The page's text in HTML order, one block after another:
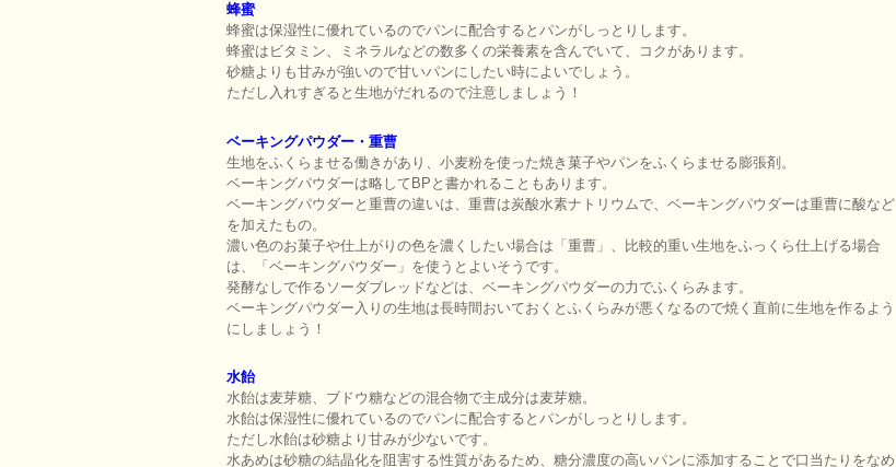
蜂蜜
蜂蜜は保湿性に優れているのでパンに配合するとパンがしっとりします。
蜂蜜はビタミン、ミネラルなどの数多くの栄養素を含んでいて、コクがあります。
砂糖よりも甘みが強いので甘いパンにしたい時によいでしょう。
ただし入れすぎると生地がだれるので注意しましょう！
ベーキングパウダー・重曹
生地をふくらませる働きがあり、小麦粉を使った焼き菓子やパンをふくらませる膨張剤。
ベーキングパウダーは略してBPと書かれることもあります。
ベーキングパウダーと重曹の違いは、重曹は炭酸水素ナトリウムで、ベーキングパウダーは重曹に酸など
を加えたもの。
濃い色のお菓子や仕上がりの色を濃くしたい場合は「重曹」、比較的重い生地をふっくら仕上げる場合
は、「ベーキングパウダー」を使うとよいそうです。
発酵なしで作るソーダブレッドなどは、ベーキングパウダーの力でふくらみます。
ベーキングパウダー入りの生地は長時間おいておくとふくらみが悪くなるので焼く直前に生地を作るよう
にしましょう！
水飴
水飴は麦芽糖、ブドウ糖などの混合物で主成分は麦芽糖。
水飴は保湿性に優れているのでパンに配合するとパンがしっとりします。
ただし水飴は砂糖より甘みが少ないです。
水あめは砂糖の結晶化を阻害する性質があるため、糖分濃度の高いパンに添加することで口当たりをなめ